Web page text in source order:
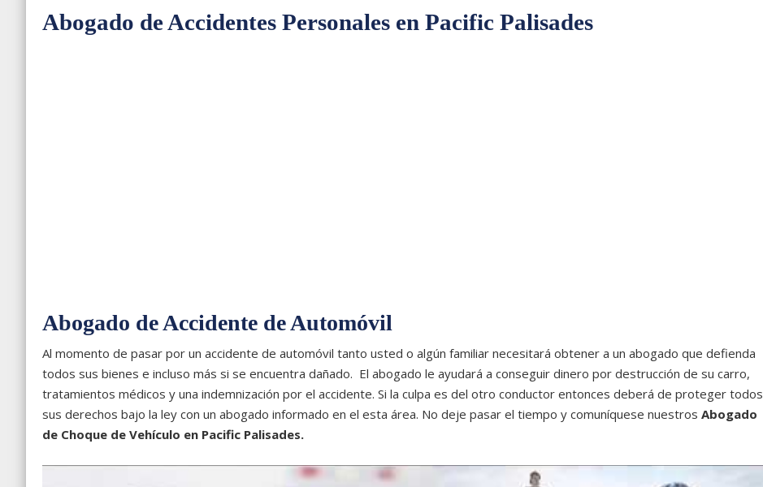
Abogado de Accidentes Personales en Pacific Palisades
Abogado de Accidente de Automóvil
Al momento de pasar por un accidente de automóvil tanto usted o algún familiar necesitará obtener a un abogado que defienda
todos sus bienes e incluso más si se encuentra dañado. El abogado le ayudará a conseguir dinero por destrucción de su carro,
tratamientos médicos y una indemnización por el accidente. Si la culpa es del otro conductor entonces deberá de proteger todos
sus derechos bajo la ley con un abogado informado en el esta área. No deje pasar el tiempo y comuníquese nuestros Abogado
de Choque de Vehículo en Pacific Palisades.